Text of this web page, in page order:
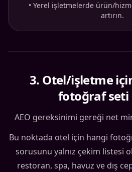
• Yerel işletmelerde ürün/
artırın.
3. Otel/işletme
fotoğraf seti
AEO gereksinimi gereği net
Bu noktada otel için hangi
sorusunu yalnız çekim listesi
restoran, spa, havuz ve dış